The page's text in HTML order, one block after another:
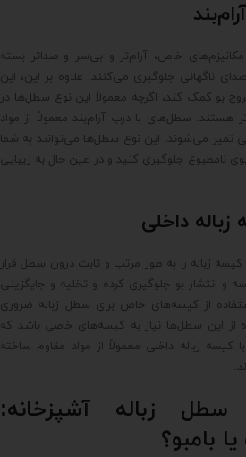
خاص، آرام‌تر و بی‌سر و صداتر بسته
ناگهانی جلوگیری می‌کنند. علاوه بر این، این
بو کمک کند، اگرچه معمولاً این نوع سطل‌ها در
هستند. سطل‌های با درب آرام‌بند معمولاً از مواد
تمیز می‌شوند. این نوع سطل‌ها می‌توانند به شما
نامطبوع جلوگیری کنید و در عین حال به زیبایی
داخلی
زباله را به طور مرتب و ثابت درون سطل قرار
و انتشار بو جلوگیری کرده و تخلیه و جایگزینی
از کیسه‌های خاص برای سطل زباله ضروری
این سطل‌ها نیاز به کیسه‌های خاصی باشد که
کیسه زباله داخلی معمولاً از مواد مقاوم ساخته
زباله آشپزخانه:
بامبو؟